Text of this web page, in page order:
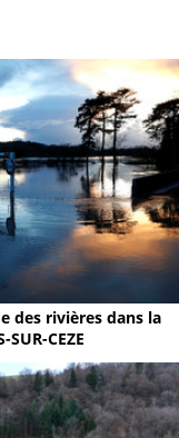
des rivières dans la
CEZE